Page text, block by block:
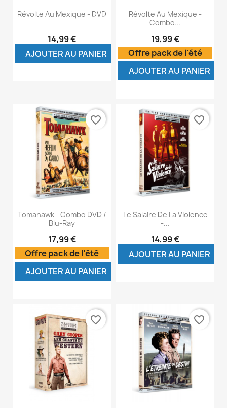
Révolte Au Mexique - DVD
14,99 €
AJOUTER AU PANIER
Révolte Au Mexique -
Combo...
19,99 €
Offre pack de l'été
AJOUTER AU PANIER
Tomahawk - Combo DVD /
Blu-Ray
17,99 €
Offre pack de l'été
AJOUTER AU PANIER
favorite_border
Le Salaire De La Violence
-...
14,99 €
AJOUTER AU PANIER
favorite_border
favorite_border favorite_border